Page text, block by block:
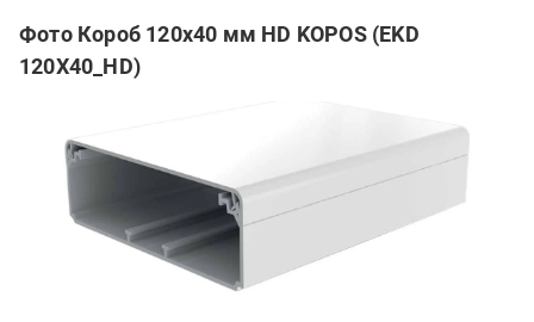
Фото Короб 120х40 мм HD KOPOS (EKD
120X40_HD)